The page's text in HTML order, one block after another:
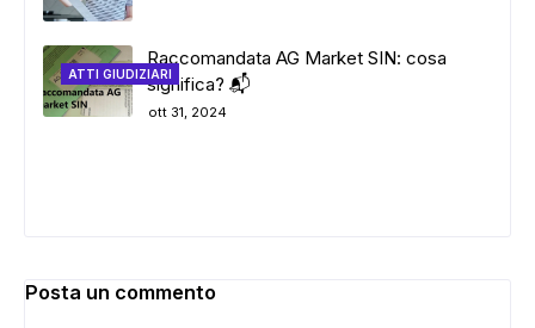
ATTI GIUDIZIARI
Raccomandata AG Market SIN: cosa
significa? 📬
ott 31, 2024
Posta un commento